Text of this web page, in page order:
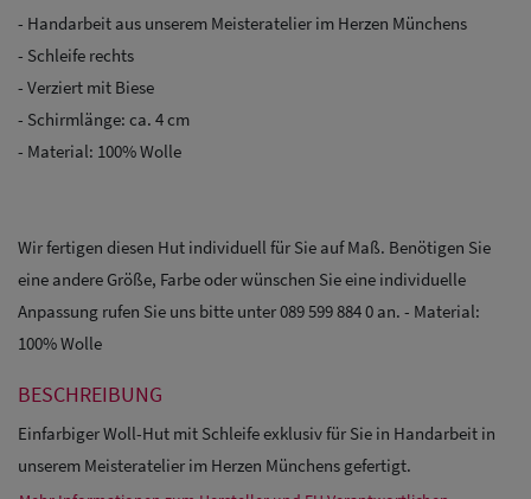
- Handarbeit aus unserem Meisteratelier im Herzen Münchens
- Schleife rechts
- Verziert mit Biese
- Schirmlänge: ca. 4 cm
- Material: 100% Wolle
Wir fertigen diesen Hut individuell für Sie auf Maß. Benötigen Sie
eine andere Größe, Farbe oder wünschen Sie eine individuelle
Anpassung rufen Sie uns bitte unter 089 599 884 0 an. - Material:
100% Wolle
BESCHREIBUNG
Einfarbiger Woll-Hut mit Schleife exklusiv für Sie in Handarbeit in
unserem Meisteratelier im Herzen Münchens gefertigt.